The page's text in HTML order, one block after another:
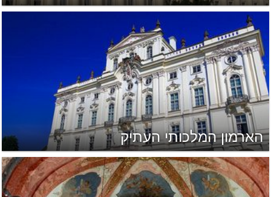
הארמון המלכותי העתיק